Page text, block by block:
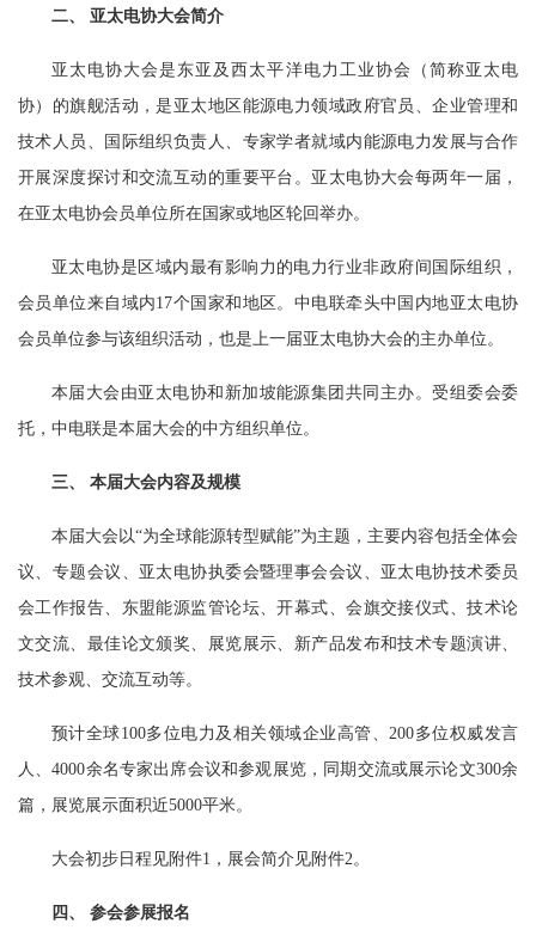
二、 亚太电协大会简介
亚太电协大会是东亚及西太平洋电力工业协会（简称亚太电
协）的旗舰活动，是亚太地区能源电力领域政府官员、企业管理和
技术人员、国际组织负责人、专家学者就域内能源电力发展与合作
开展深度探讨和交流互动的重要平台。亚太电协大会每两年一届，
在亚太电协会员单位所在国家或地区轮回举办。
亚太电协是区域内最有影响力的电力行业非政府间国际组织，
会员单位来自域内17个国家和地区。中电联牵头中国内地亚太电协
会员单位参与该组织活动，也是上一届亚太电协大会的主办单位。
本届大会由亚太电协和新加坡能源集团共同主办。受组委会委
托，中电联是本届大会的中方组织单位。
三、 本届大会内容及规模
本届大会以“为全球能源转型赋能”为主题，主要内容包括全体会
议、专题会议、亚太电协执委会暨理事会会议、亚太电协技术委员
会工作报告、东盟能源监管论坛、开幕式、会旗交接仪式、技术论
文交流、最佳论文颁奖、展览展示、新产品发布和技术专题演讲、
技术参观、交流互动等。
预计全球100多位电力及相关领域企业高管、200多位权威发言
人、4000余名专家出席会议和参观展览，同期交流或展示论文300余
篇，展览展示面积近5000平米。
大会初步日程见附件1，展会简介见附件2。
四、 参会参展报名